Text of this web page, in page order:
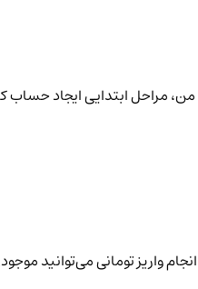
مراحل ابتدایی ایجاد حساب
انجام واریز تومانی می‌توانید